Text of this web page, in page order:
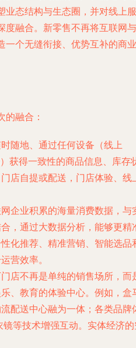
业态结构与生态圈，并对线上服
度融合。新零售不再将互联网与
一个无缝衔接、优势互补的商业
的融合：
时随地、通过任何设备（线上
获得一致性的商品信息、库存
店自提或配送，门店体验、线
网企业积累的海量消费数据，与
，通过大数据分析，能够更精
化推荐、精准营销、智能选品
营效率。
门店不再是单纯的销售场所，而
、教育的体验中心。例如，盒
配送中心融为一体；各类品牌
等技术增强互动。实体经济